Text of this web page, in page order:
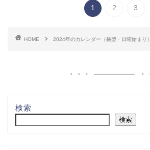
1 2 3
HOME 2024年のカレンダー（横型・日曜始まり）
検索
検索